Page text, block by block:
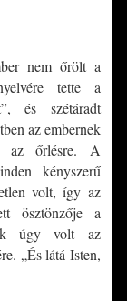
nem őrölt a
tette a
és szétáradt
az embernek
az őrlésre. A
kényszerű
volt, így az
ösztönzője a
úgy volt az
„És látá Isten,